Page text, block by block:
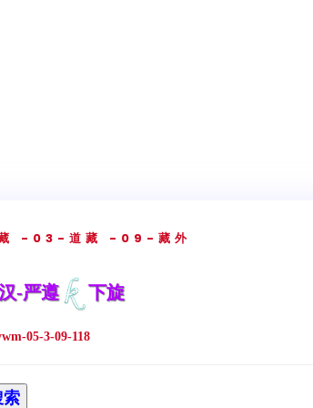
-03-道藏 -09-藏外
-严遵 下旋
05-3-09-118
索